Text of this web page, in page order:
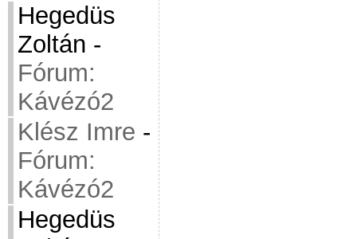
Hegedüs
Zoltán -
Fórum:
Kávézó2
Klész Imre -
Fórum:
Kávézó2
Hegedüs